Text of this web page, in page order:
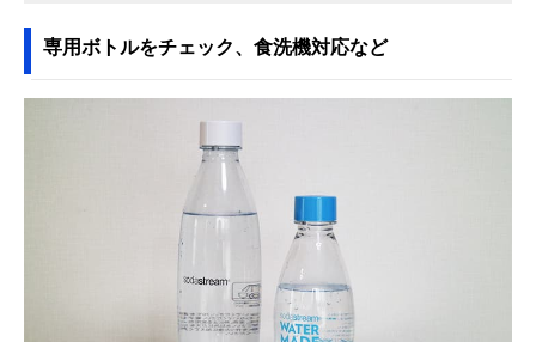
専用ボトルをチェック、食洗機対応など